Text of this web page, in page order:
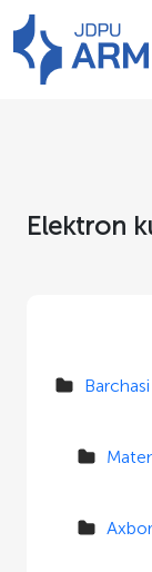
Elektron
Barchasi